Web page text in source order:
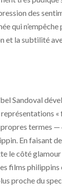
des
qui n’empêche
et la subtilité
Sandoval
représentations
termes —
En faisant
le côté
films philippins
proche du